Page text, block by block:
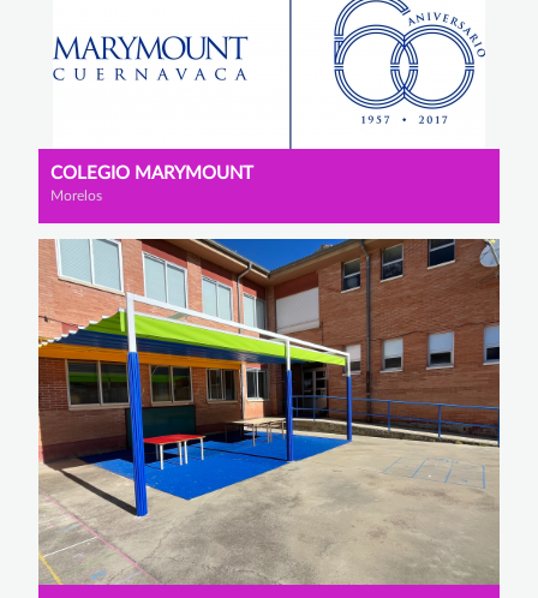
COLEGIO MARYMOUNT
Morelos